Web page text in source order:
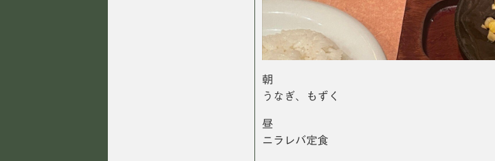
朝
うなぎ、もずく
昼
ニラレバ定食